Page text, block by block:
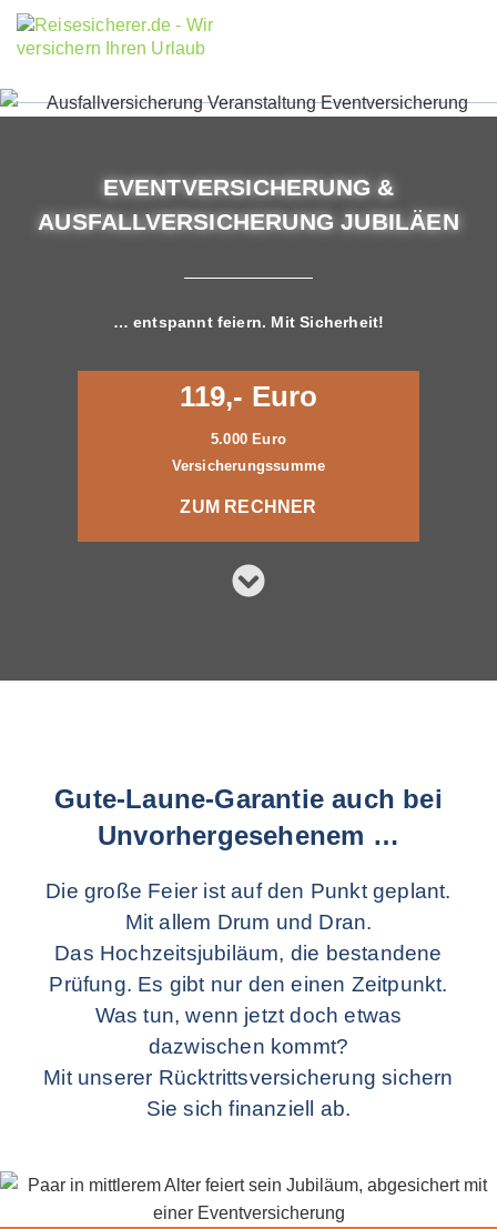
EVENTVERSICHERUNG &
AUSFALLVERSICHERUNG JUBILÄEN
… entspannt feiern. Mit Sicherheit!
119,- Euro
5.000 Euro
Versicherungssumme
ZUM RECHNER
Gute-Laune-Garantie auch bei
Unvorhergesehenem …
Die große Feier ist auf den Punkt geplant.
Mit allem Drum und Dran.
Das Hochzeitsjubiläum, die bestandene
Prüfung. Es gibt nur den einen Zeitpunkt.
Was tun, wenn jetzt doch etwas
dazwischen kommt?
Mit unserer Rücktrittsversicherung sichern
Sie sich finanziell ab.